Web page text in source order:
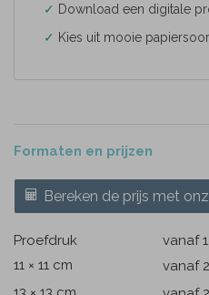
✓ Download een digitale
✓ Kies uit mooie
Formaten en prijzen
Bereken de prijs met
Proefdruk
vanaf
11 × 11 cm
vanaf